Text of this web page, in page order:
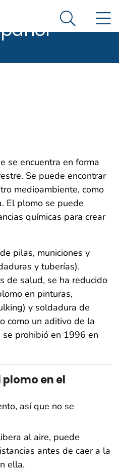
para Sustancias
en
Search
Plomo
se encuentra en forma
Se puede encontrar
medioambiente, como
El plomo se puede
químicas para crear
pilas, municiones y
y tuberías).
de salud, se ha reducido
en pinturas,
y soldadura de
como un aditivo de la
prohibió en 1996 en
plomo en el
así que no se
al aire, puede
antes de caer a la
ella.